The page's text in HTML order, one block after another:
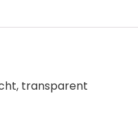
transparent